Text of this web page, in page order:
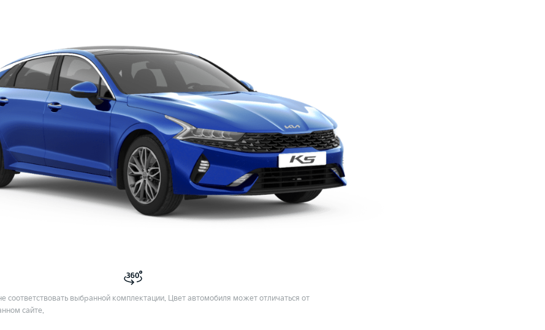
выбранной комплектации. Цвет автомобиля может отличаться от
сайте.